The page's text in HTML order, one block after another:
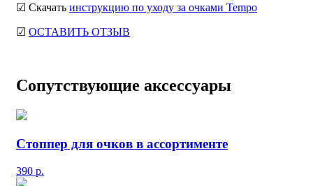
☑ Скачать инструкцию по уходу за очками Tempo
☑ ОСТАВИТЬ ОТЗЫВ
Сопутствующие аксессуары
Стоппер для очков в ассортименте
390 р.